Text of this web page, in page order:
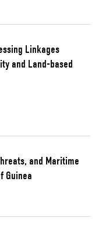
Linkages
and Land-based
and Maritime
Guinea